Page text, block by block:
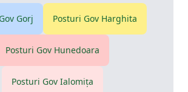
Gorj Posturi Gov Harghita
Posturi Gov Hunedoara
Posturi Gov Ialomiţa